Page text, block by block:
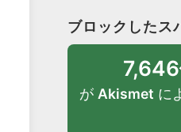
ブロックしたス
が Akismet に